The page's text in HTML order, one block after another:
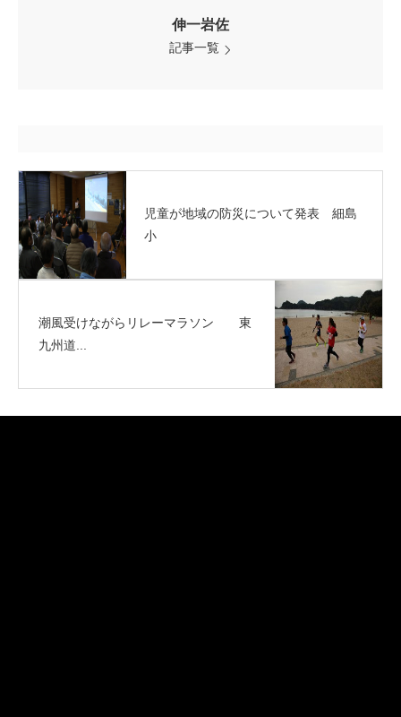
伸一岩佐
記事一覧
児童が地域の防災について発表 細島
小
潮風受けながらリレーマラソン 東
九州道...